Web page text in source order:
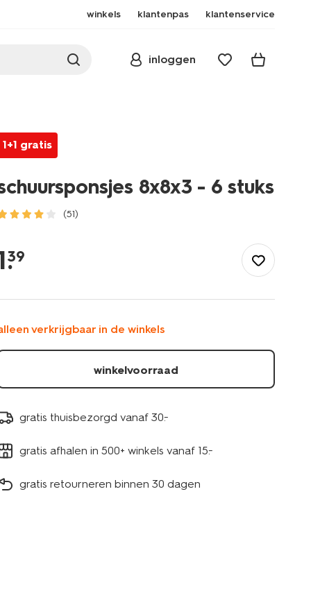
winkels klantenpas klantenservice
inloggen
1+1 gratis
8x8x3 - 6 stuks
(51)
8x8x3-
.
39
verkrijgbaar in de winkels
winkelvoorraad
gratis thuisbezorgd vanaf 30.-
gratis afhalen in 500+ winkels vanaf 15.-
gratis retourneren binnen 30 dagen